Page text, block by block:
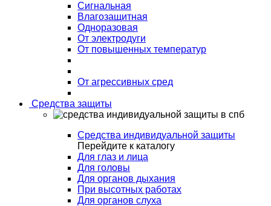
Сигнальная
Влагозащитная
Одноразовая
От электродуги
От повышенных температур
От агрессивных сред
Средства защиты
Средства индивидуальной защиты
Перейдите к каталогу
Для глаз и лица
Для головы
Для органов дыхания
При высотных работах
Для органов слуха